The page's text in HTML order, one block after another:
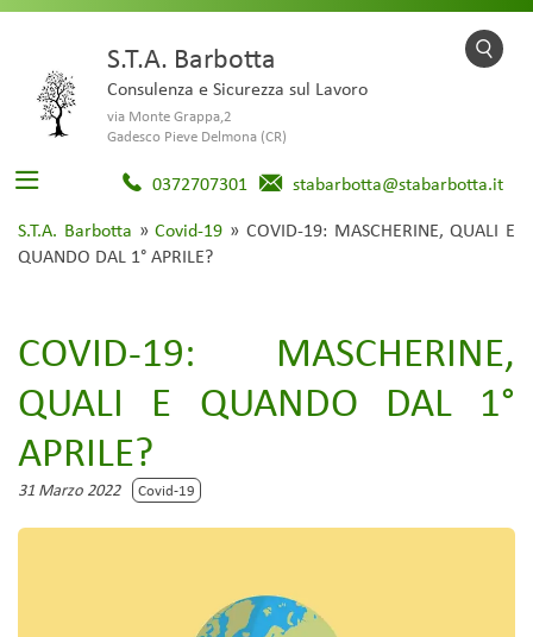
S.T.A. Barbotta
Consulenza e Sicurezza sul Lavoro
via Monte Grappa,2
Gadesco Pieve Delmona (CR)
0372707301 stabarbotta@stabarbotta.it
S.T.A. Barbotta » Covid-19 » COVID-19: MASCHERINE, QUALI E
QUANDO DAL 1° APRILE?
COVID-19: MASCHERINE,
QUALI E QUANDO DAL 1°
APRILE?
31 Marzo 2022 Covid-19